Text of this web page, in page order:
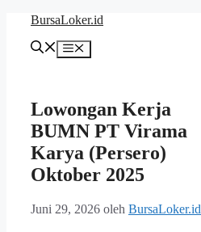
Langsung
BursaLoker.id
Menu
Lowongan Kerja
BUMN PT Virama
Karya (Persero)
Oktober 2025
Juni 29, 2026 oleh BursaLoker.id